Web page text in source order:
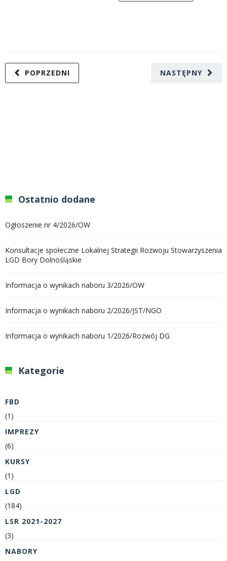
NASTĘPNY
POPRZEDNI
Ostatnio dodane
Ogłoszenie nr 4/2026/OW
Konsultacje społeczne Lokalnej Strategii Rozwoju Stowarzyszenia
LGD Bory Dolnośląskie
Informacja o wynikach naboru 3/2026/OW
Informacja o wynikach naboru 2/2026/JST/NGO
Informacja o wynikach naboru 1/2026/Rozwój DG
Kategorie
FBD
(1)
IMPREZY
(6)
KURSY
(1)
LGD
(184)
LSR 2021-2027
(3)
NABORY